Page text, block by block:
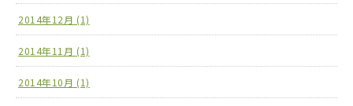
2014年12月 (1)
2014年11月 (1)
2014年10月 (1)